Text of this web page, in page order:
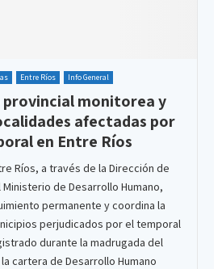
Entre Ríos Info General
provincial monitorea y
afectadas por
en Entre Ríos
Ríos, a través de la Dirección de
Ministerio de Desarrollo Humano,
permanente y coordina la
perjudicados por el temporal
durante la madrugada del
cartera de Desarrollo Humano